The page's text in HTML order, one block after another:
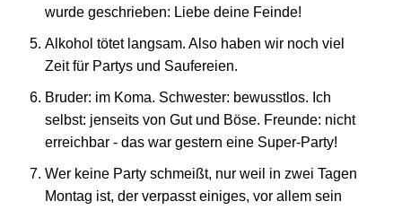
wurde geschrieben: Liebe deine Feinde!
Alkohol tötet langsam. Also haben wir noch viel
Zeit für Partys und Saufereien.
Bruder: im Koma. Schwester: bewusstlos. Ich
selbst: jenseits von Gut und Böse. Freunde: nicht
erreichbar - das war gestern eine Super-Party!
Wer keine Party schmeißt, nur weil in zwei Tagen
Montag ist, der verpasst einiges, vor allem sein